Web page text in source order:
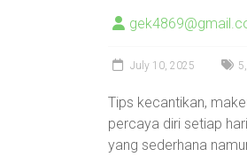
July 10, 2025 5,
Tips kecantikan,
percaya diri setiap
yang sederhana